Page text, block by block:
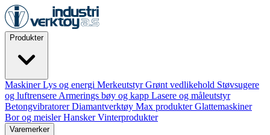
Produkter
MaskinerLys og energi MerkeutstyrGrønt vedlikehold Støvsugere
og luftrensere Armerings bøy og kapp Lasere og måleutstyr
BetongvibratorerDiamantverktøy Max produkterGlattemaskiner
Bor og meislerHanskerVinterprodukter
Varemerker